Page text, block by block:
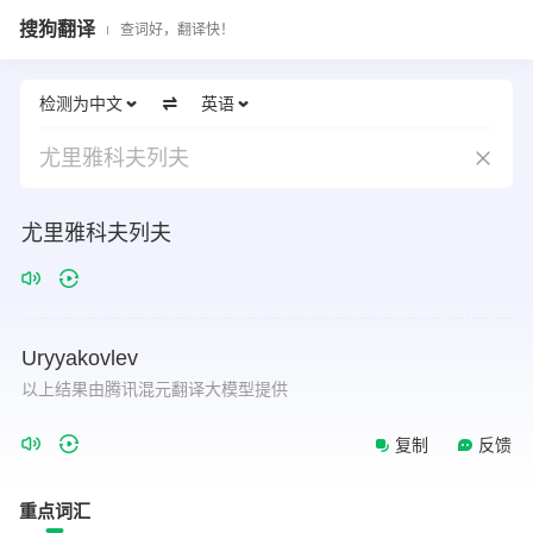
搜狗翻译 查词好，翻译快！
检测为中文 英语
尤里雅科夫列夫
尤里雅科夫列夫
Uryyakovlev
以上结果由腾讯混元翻译大模型提供
复制 反馈
重点词汇